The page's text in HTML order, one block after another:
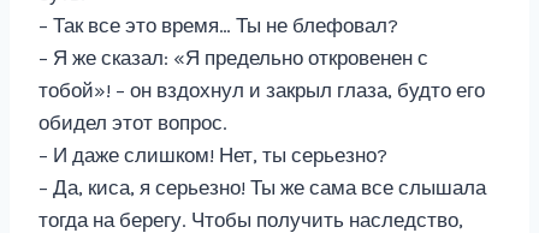
– Так все это время… Ты не блефовал?
– Я же сказал: «Я предельно откровенен с
тобой»! – он вздохнул и закрыл глаза, будто его
обидел этот вопрос.
– И даже слишком! Нет, ты серьезно?
– Да, киса, я серьезно! Ты же сама все слышала
тогда на берегу. Чтобы получить наследство,